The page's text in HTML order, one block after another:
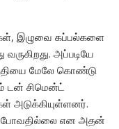
இழுவை கப்பல்களை
அப்படியே
மேலே கொண்டு
டன் சிமென்ட்
அடுக்கியுள்ளனர்.
போவதில்லை என அதன்